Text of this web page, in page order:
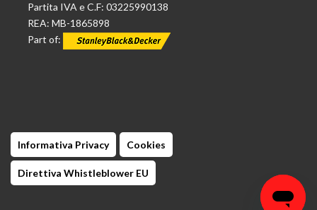
Partita IVA e C.F: 03225990138
REA: MB-1865898
Part of:
Informativa Privacy Cookies
Direttiva Whistleblower EU